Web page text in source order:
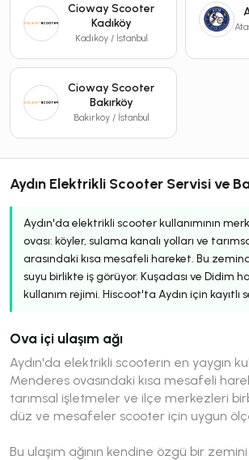
Cioway Scooter
Kadıköy
Kadıköy / İstanbul
Cioway Scooter
Bakırköy
Bakırköy / İstanbul
Aydın Elektrikli Scooter Servisi ve
Aydın'da elektrikli scooter kullanımının
ovası: köyler, sulama kanalı yolları ve
arasındaki kısa mesafeli hareket. Bu
suyu birlikte iş görüyor. Kuşadası ve Didim
kullanım rejimi. Hiscoot'ta Aydın için kayıtlı
Ova içi ulaşım ağı
Aydın'da elektrikli scooterın en yaygın
Menderes ovasındaki kısa mesafeli
tarımsal işletmeler ve ilçe merkezleri
düz ve mesafeler scooter için uygun
Bu ulaşım ağının kendine özgü bir